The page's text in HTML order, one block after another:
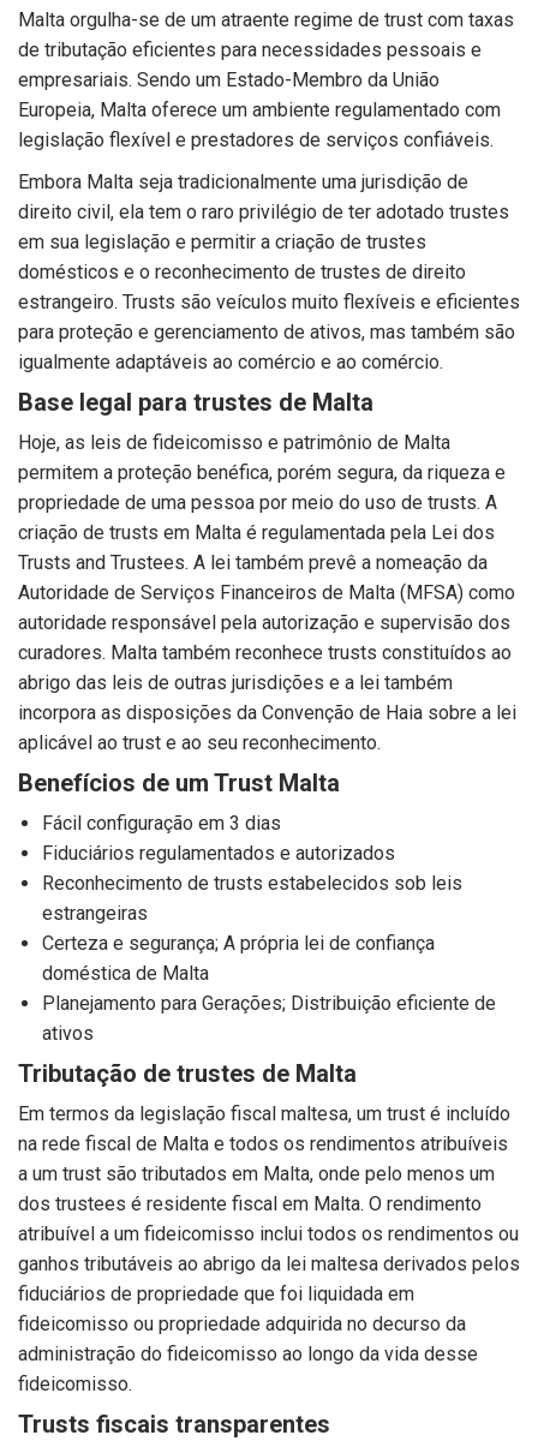
Malta orgulha-se de um atraente regime de trust com taxas
de tributação eficientes para necessidades pessoais e
empresariais. Sendo um Estado-Membro da União
Europeia, Malta oferece um ambiente regulamentado com
legislação flexível e prestadores de serviços confiáveis.
Embora Malta seja tradicionalmente uma jurisdição de
direito civil, ela tem o raro privilégio de ter adotado trustes
em sua legislação e permitir a criação de trustes
domésticos e o reconhecimento de trustes de direito
estrangeiro. Trusts são veículos muito flexíveis e eficientes
para proteção e gerenciamento de ativos, mas também são
igualmente adaptáveis ao comércio e ao comércio.
Base legal para trustes de Malta
Hoje, as leis de fideicomisso e patrimônio de Malta
permitem a proteção benéfica, porém segura, da riqueza e
propriedade de uma pessoa por meio do uso de trusts. A
criação de trusts em Malta é regulamentada pela Lei dos
Trusts and Trustees. A lei também prevê a nomeação da
Autoridade de Serviços Financeiros de Malta (MFSA) como
autoridade responsável pela autorização e supervisão dos
curadores. Malta também reconhece trusts constituídos ao
abrigo das leis de outras jurisdições e a lei também
incorpora as disposições da Convenção de Haia sobre a lei
aplicável ao trust e ao seu reconhecimento.
Benefícios de um Trust Malta
Fácil configuração em 3 dias
Fiduciários regulamentados e autorizados
Reconhecimento de trusts estabelecidos sob leis
estrangeiras
Certeza e segurança; A própria lei de confiança
doméstica de Malta
Planejamento para Gerações; Distribuição eficiente de
ativos
Tributação de trustes de Malta
Em termos da legislação fiscal maltesa, um trust é incluído
na rede fiscal de Malta e todos os rendimentos atribuíveis
a um trust são tributados em Malta, onde pelo menos um
dos trustees é residente fiscal em Malta. O rendimento
atribuível a um fideicomisso inclui todos os rendimentos ou
ganhos tributáveis ao abrigo da lei maltesa derivados pelos
fiduciários de propriedade que foi liquidada em
fideicomisso ou propriedade adquirida no decurso da
administração do fideicomisso ao longo da vida desse
fideicomisso.
Trusts fiscais transparentes